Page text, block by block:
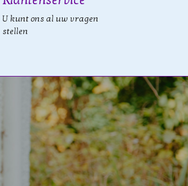
U kunt ons al uw vragen
stellen